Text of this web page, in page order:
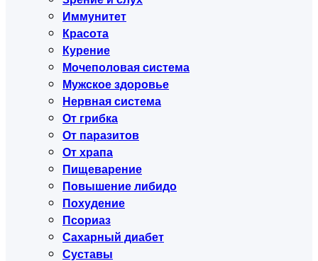
Иммунитет
Красота
Курение
Мочеполовая система
Мужское здоровье
Нервная система
От грибка
От паразитов
От храпа
Пищеварение
Повышение либидо
Похудение
Псориаз
Сахарный диабет
Суставы